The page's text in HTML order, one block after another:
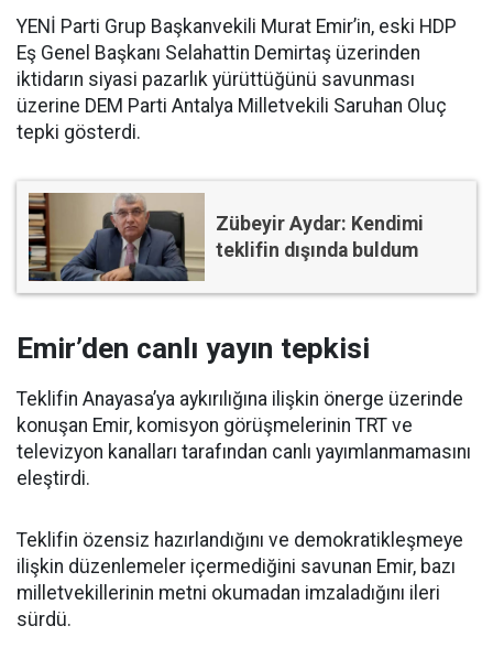
YENİ Parti Grup Başkanvekili Murat Emir’in, eski HDP
Eş Genel Başkanı Selahattin Demirtaş üzerinden
iktidarın siyasi pazarlık yürüttüğünü savunması
üzerine DEM Parti Antalya Milletvekili Saruhan Oluç
tepki gösterdi.
Zübeyir Aydar: Kendimi
teklifin dışında buldum
Emir’den canlı yayın tepkisi
Teklifin Anayasa’ya aykırılığına ilişkin önerge üzerinde
konuşan Emir, komisyon görüşmelerinin TRT ve
televizyon kanalları tarafından canlı yayımlanmamasını
eleştirdi.
Teklifin özensiz hazırlandığını ve demokratikleşmeye
ilişkin düzenlemeler içermediğini savunan Emir, bazı
milletvekillerinin metni okumadan imzaladığını ileri
sürdü.